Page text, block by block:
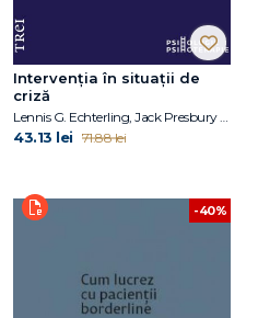
Intervenția în situații de
criză
Lennis G. Echterling, Jack Presbury , J. Edson McKee
43.13 lei 71.88 lei
-40%